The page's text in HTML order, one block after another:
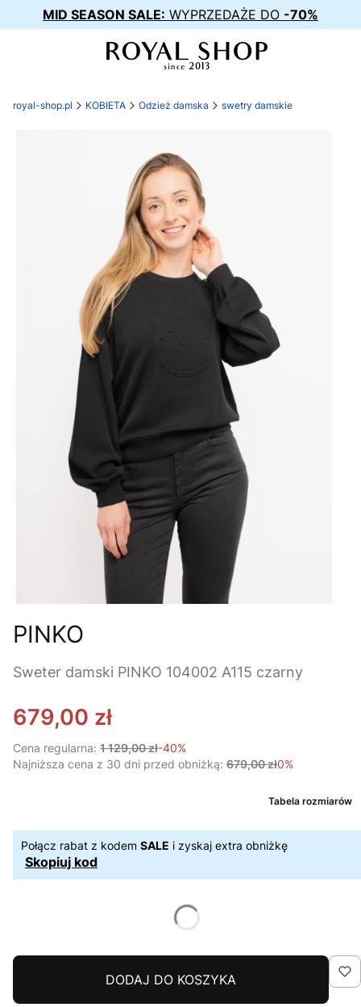
MID SEASON SALE: WYPRZEDAŻE DO -70%
royal-shop.pl KOBIETA Odzież damska swetry damskie
PINKO
Sweter damski PINKO 104002 A115 czarny
679,00 zł
Cena regularna: 1 129,00 zł-40%
Najniższa cena z 30 dni przed obniżką: 679,00 zł0%
Tabela rozmiarów
Połącz rabat z kodem SALE i zyskaj extra obniżkę
Skopiuj kod
DODAJ DO KOSZYKA